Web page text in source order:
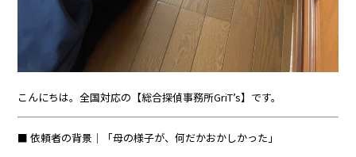
こんにちは。全国対応の【総合探偵事務所GriT’s】です。
■ 依頼者の背景｜「母の様子が、何だかおかしかった」